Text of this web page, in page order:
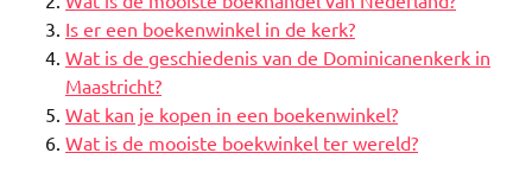
Is er een boekenwinkel in de kerk?
Wat is de geschiedenis van de Dominicanenkerk in
Maastricht?
Wat kan je kopen in een boekenwinkel?
Wat is de mooiste boekwinkel ter wereld?